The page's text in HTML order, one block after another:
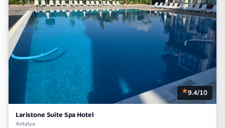
9.4/10
Laristone Suite Spa Hotel
Antalya